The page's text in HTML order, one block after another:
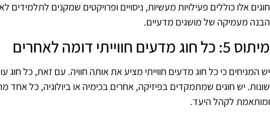
חוגים אלו כוללים פעילויות מעשיות, ניסויים ופרויקטים שמקנים לתלמידים
הבנה מעמיקה של מושגים מדעיים.
מיתוס 5: כל חוג מדעים חווייתי דומה לאחרים
יש המניחים כי כל חוג מדעים חווייתי מציע את אותה חוויה. עם זאת, כל חוג
שונות. יש חוגים שמתמקדים בפיזיקה, אחרים בכימיה או ביולוגיה, כל אחד
ומותאמת לקהל היעד.